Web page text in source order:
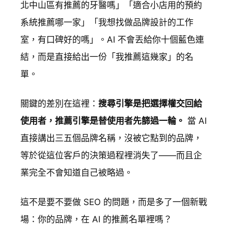
北中山區有推薦的牙醫嗎」「適合小店用的預約
系統推薦哪一家」「我想找做品牌設計的工作
室，有口碑好的嗎」。AI 不會丟給你十個藍色連
結，而是直接給出一份「我推薦這幾家」的名
單。
關鍵的差別在這裡： 搜尋引擎是把選擇權交回給
使用者，推薦引擎是替使用者先篩過一輪。 當 AI
直接講出三五個品牌名稱，沒被它點到的品牌，
等於從這位客戶的決策過程裡消失了——而且企
業完全不會知道自己被略過。
這不是要不要做 SEO 的問題，而是多了一個新戰
場：你的品牌，在 AI 的推薦名單裡嗎？